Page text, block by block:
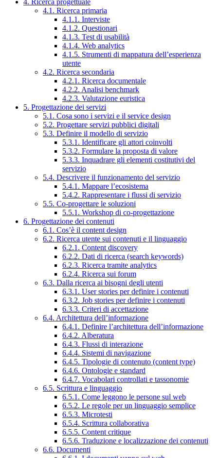
4. Ricerca progettuale
4.1. Ricerca primaria
4.1.1. Interviste
4.1.2. Questionari
4.1.3. Test di usabilità
4.1.4. Web analytics
4.1.5. Strumenti di mappatura dell’esperienza
utente
4.2. Ricerca secondaria
4.2.1. Ricerca documentale
4.2.2. Analisi benchmark
4.2.3. Valutazione euristica
5. Progettazione dei servizi
5.1. Cosa sono i servizi e il service design
5.2. Progettare servizi pubblici digitali
5.3. Definire il modello di servizio
5.3.1. Identificare gli attori coinvolti
5.3.2. Formulare la proposta di valore
5.3.3. Inquadrare gli elementi costitutivi del
servizio
5.4. Descrivere il funzionamento del servizio
5.4.1. Mappare l’ecosistema
5.4.2. Rappresentare i flussi di servizio
5.5. Co-progettare le soluzioni
5.5.1. Workshop di co-progettazione
6. Progettazione dei contenuti
6.1. Cos’è il content design
6.2. Ricerca utente sui contenuti e il linguaggio
6.2.1. Content discovery
6.2.2. Dati di ricerca (search keywords)
6.2.3. Ricerca tramite analytics
6.2.4. Ricerca sui forum
6.3. Dalla ricerca ai bisogni degli utenti
6.3.1. User stories per definire i contenuti
6.3.2. Job stories per definire i contenuti
6.3.3. Criteri di accettazione
6.4. Architettura dell’informazione
6.4.1. Definire l’architettura dell’informazione
6.4.2. Alberatura
6.4.3. Flussi di interazione
6.4.4. Sistemi di navigazione
6.4.5. Tipologie di contenuto (content type)
6.4.6. Ontologie e standard
6.4.7. Vocabolari controllati e tassonomie
6.5. Scrittura e linguaggio
6.5.1. Come leggono le persone sul web
6.5.2. Le regole per un linguaggio semplice
6.5.3. Microtesti
6.5.4. Scrittura collaborativa
6.5.5. Content critique
6.5.6. Traduzione e localizzazione dei contenuti
6.6. Documenti